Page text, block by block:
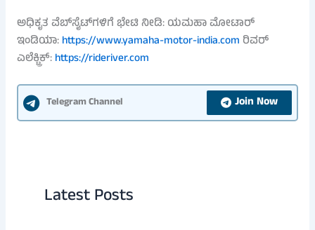
ಅಧಿಕೃತ ವೆಬ್‌ಸೈಟ್‌ಗಳಿಗೆ ಭೇಟಿ ನೀಡಿ: ಯಮಹಾ ಮೋಟಾರ್
ಇಂಡಿಯಾ:https://www.yamaha-motor-india.com ರಿವರ್
ಎಲೆಕ್ಟ್ರಿಕ್:https://rideriver.com
Telegram Channel Join Now
Latest Posts